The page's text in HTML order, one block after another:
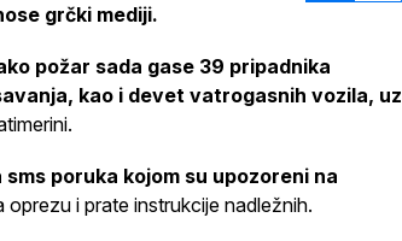
grčki mediji.
požar sada gase 39 pripadnika
kao i devet vatrogasnih vozila, uz
sms poruka kojom su upozoreni na
oprezu i prate instrukcije nadležnih.